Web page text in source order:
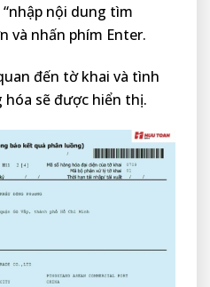
“nhập nội dung tìm
và nhấn phím Enter.
đến tờ khai và tình
hóa sẽ được hiển thị.